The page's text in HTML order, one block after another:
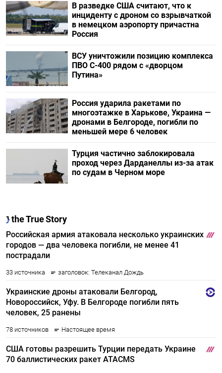
В разведке США считают, что к
инциденту с дроном со взрывчаткой
в немецком аэропорту причастна
Россия
ВСУ уничтожили позицию комплекса
ПВО С-400 рядом с «дворцом
Путина»
Россия ударила ракетами по
многоэтажке в Харькове, Украина —
дронами в Белгороде, погибли по
меньшей мере 6 человек
Турция частично заблокировала
проход через Дарданеллы из-за атак
по судам в Черном море